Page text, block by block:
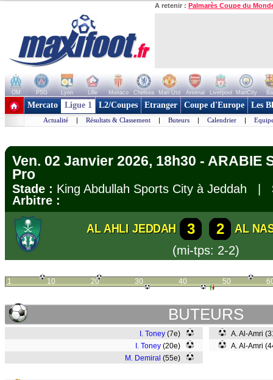
A retenir : Palmarès Coupe du
OM PSG Lyon Lille Monaco Chelsea Man Utd Arsenal Liverpool ManCity
+ de clubs
Mercato Ligue 1 L2/Coupes Etranger Coupe d'Europe Les
Actualité | Résultats & Classement | Buteurs | Calendrier |
Ven. 02 Janvier 2026, 18h30 - ARABIE
Pro
Stade : King Abdullah Sports City à Jeddah |
Arbitre :
AL AHLI JEDDAH 3 2
AL
(mi-tps: 2-2)
1 10 20 30 40 50
BUTEURS
I. Toney (7e)
I. Toney (20e)
M. Demiral (55e)
A. Al-Amri
A. Al-Amri